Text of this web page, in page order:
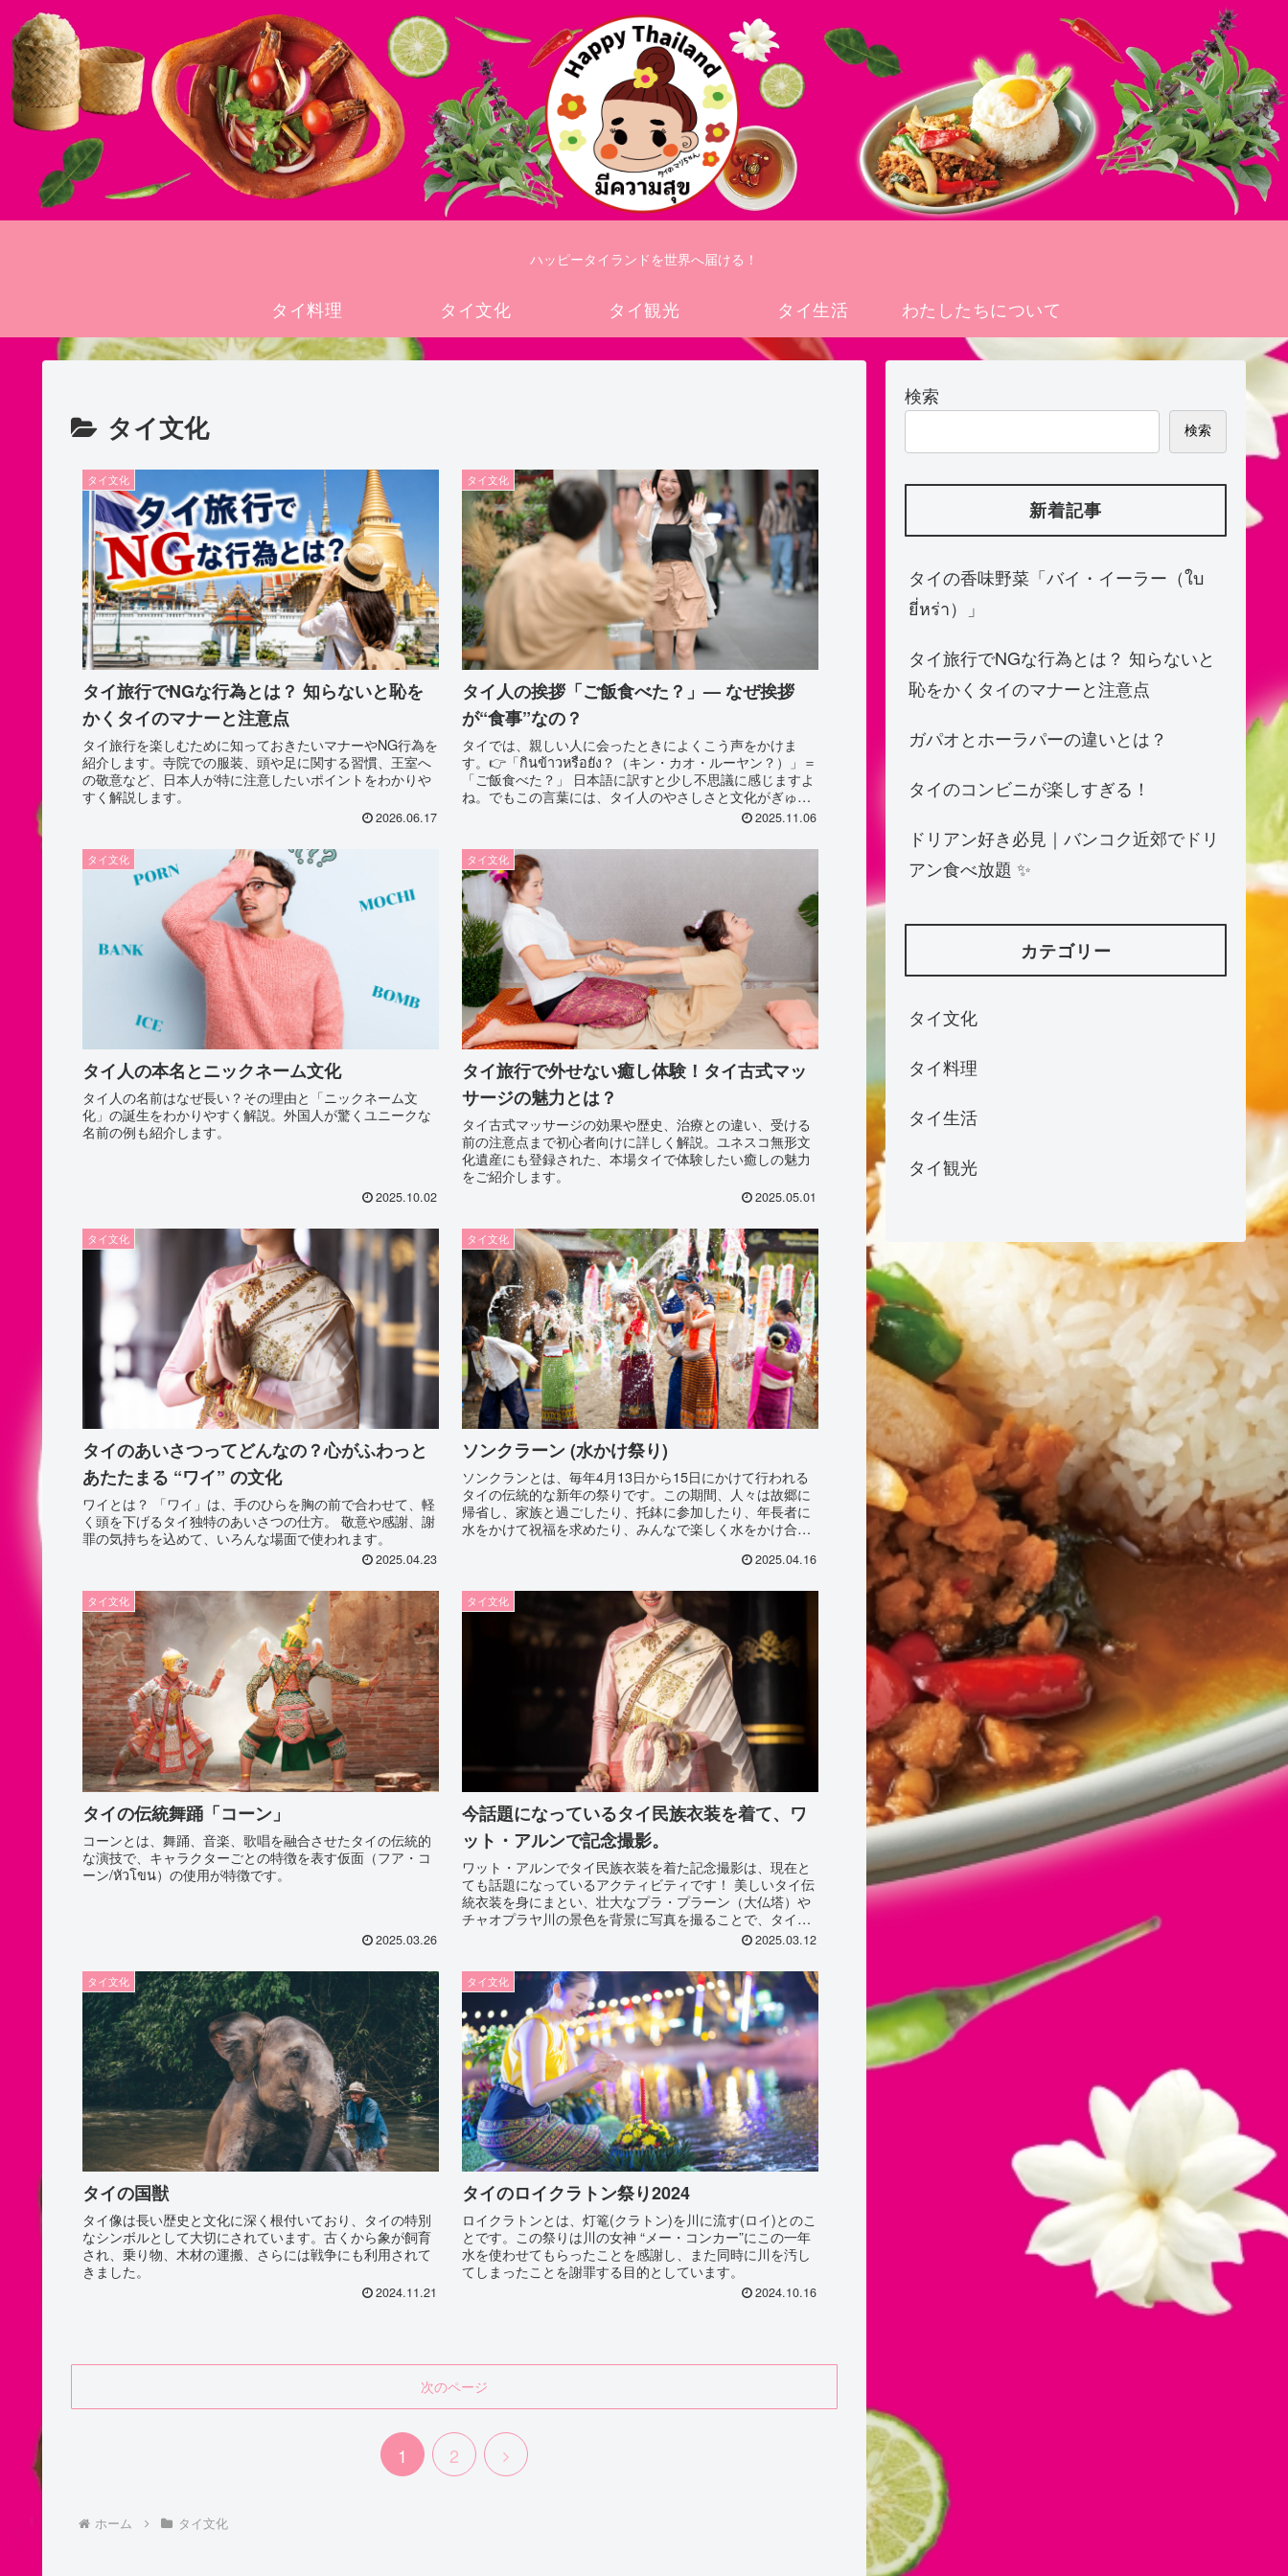
ハッピータイランドを世界へ届ける！
タイ料理 タイ文化 タイ観光 タイ生活 わたしたちについて
タイ文化
タイ文化
タイ旅行でNGな行為とは？ 知らないと恥を
かくタイのマナーと注意点
タイ旅行を楽しむために知っておきたいマナーやNG行為を
紹介します。寺院での服装、頭や足に関する習慣、王室へ
の敬意など、日本人が特に注意したいポイントをわかりや
すく解説します。
2026.06.17
タイ文化
タイ人の挨拶「ご飯食べた？」— なぜ挨拶
が“食事”なの？
タイでは、親しい人に会ったときによくこう声をかけま
す。👉「กินข้าวหรือยัง？（キン・カオ・ルーヤン？）」＝
「ご飯食べた？」 日本語に訳すと少し不思議に感じますよ
ね。でもこの言葉には、タイ人のやさしさと文化がぎゅっ
2025.11.06
タイ文化
タイ人の本名とニックネーム文化
タイ人の名前はなぜ長い？その理由と「ニックネーム文
化」の誕生をわかりやすく解説。外国人が驚くユニークな
名前の例も紹介します。
2025.10.02
タイ文化
タイ旅行で外せない癒し体験！タイ古式マッ
サージの魅力とは？
タイ古式マッサージの効果や歴史、治療との違い、受ける
前の注意点まで初心者向けに詳しく解説。ユネスコ無形文
化遺産にも登録された、本場タイで体験したい癒しの魅力
をご紹介します。
2025.05.01
タイ文化
タイのあいさつってどんなの？心がふわっと
あたたまる “ワイ” の文化
ワイとは？ 「ワイ」は、手のひらを胸の前で合わせて、軽
く頭を下げるタイ独特のあいさつの仕方。 敬意や感謝、謝
罪の気持ちを込めて、いろんな場面で使われます。
2025.04.23
タイ文化
ソンクラーン (水かけ祭り)
ソンクランとは、毎年4月13日から15日にかけて行われる
タイの伝統的な新年の祭りです。この期間、人々は故郷に
帰省し、家族と過ごしたり、托鉢に参加したり、年長者に
水をかけて祝福を求めたり、みんなで楽しく水をかけ合っ
2025.04.16
タイ文化
タイの伝統舞踊「コーン」
コーンとは、舞踊、音楽、歌唱を融合させたタイの伝統的
な演技で、キャラクターごとの特徴を表す仮面（フア・コ
ーン/หัวโขน）の使用が特徴です。
2025.03.26
タイ文化
今話題になっているタイ民族衣装を着て、ワ
ット・アルンで記念撮影。
ワット・アルンでタイ民族衣装を着た記念撮影は、現在と
ても話題になっているアクティビティです！ 美しいタイ伝
統衣装を身にまとい、壮大なプラ・プラーン（大仏塔）や
チャオプラヤ川の景色を背景に写真を撮ることで、タイ文
2025.03.12
タイ文化
タイの国獣
タイ像は長い歴史と文化に深く根付いており、タイの特別
なシンボルとして大切にされています。古くから象が飼育
され、乗り物、木材の運搬、さらには戦争にも利用されて
きました。
2024.11.21
タイ文化
タイのロイクラトン祭り2024
ロイクラトンとは、灯篭(クラトン)を川に流す(ロイ)とのこ
とです。この祭りは川の女神 “メー・コンカー”にこの一年
水を使わせてもらったことを感謝し、また同時に川を汚し
てしまったことを謝罪する目的としています。
2024.10.16
次のページ
1 2
次
ホーム タイ文化
検索
検索
新着記事
タイの香味野菜「バイ・イーラー（ใบ
ยี่หร่า）」
タイ旅行でNGな行為とは？ 知らないと
恥をかくタイのマナーと注意点
ガパオとホーラパーの違いとは？
タイのコンビニが楽しすぎる！
ドリアン好き必見｜バンコク近郊でドリ
アン食べ放題 ✨
カテゴリー
タイ文化
タイ料理
タイ生活
タイ観光